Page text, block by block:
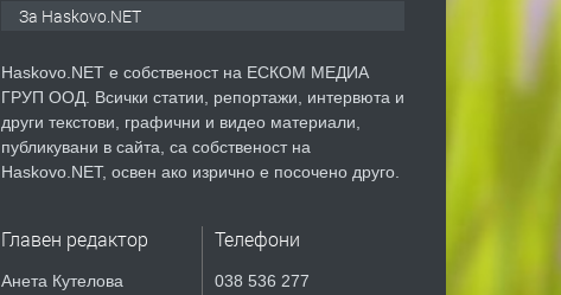
За Haskovo.NET
Haskovo.NET е собственост на ЕСКОМ МЕДИА
ГРУП ООД. Всички статии, репортажи, интервюта и
други текстови, графични и видео материали,
публикувани в сайта, са собственост на
Haskovo.NET, освен ако изрично е посочено друго.
Главен редактор
Анета Кутелова
Телефони
038 536 277